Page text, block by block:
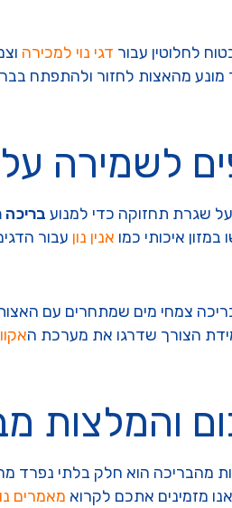
לחלוטין עבור דגי נוי למכירה
מהאצות לחזור ולהתפתח
לשמירה
שגרת תחזוקה כדי למנוע
איכותי כמו אנין נון עבור
צמחי מים שמתחרים עם
הצורך שדרגו את מערכת ה
והמלצות
מהבריכה הוא חלק בלתי נפרד
מזמינים אתכם לקרוא מאמרים